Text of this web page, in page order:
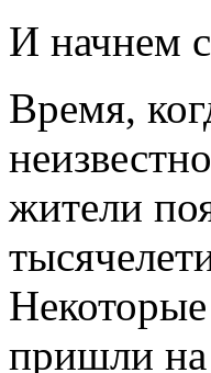
И начнем
Время,
жители
пришли на